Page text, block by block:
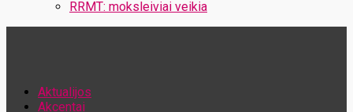
RRMT: moksleiviai veikia
Aktualijos
Akcentai